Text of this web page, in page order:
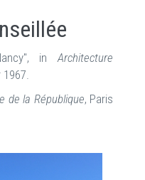
inArchitecture
1967.
de la République, Paris